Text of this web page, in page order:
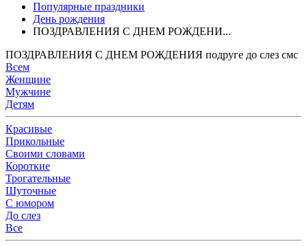
Популярные праздники
День рождения
ПОЗДРАВЛЕНИЯ С ДНЕМ РОЖДЕНИ...
ПОЗДРАВЛЕНИЯ С ДНЕМ РОЖДЕНИЯ подруге до слез смс
Всем
Женщине
Мужчине
Детям
Красивые
Прикольные
Своими словами
Короткие
Трогательные
Шуточные
С юмором
До слез
Все